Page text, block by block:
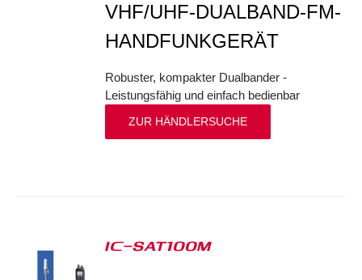
VHF/UHF-DUALBAND-FM-
HANDFUNKGERÄT
Robuster, kompakter Dualbander -
Leistungsfähig und einfach bedienbar
ZUR HÄNDLERSUCHE
IC-SAT100M